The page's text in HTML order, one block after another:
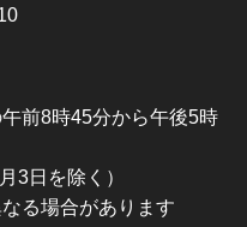
前8時45分から午後5時
3日を除く）
る場合があります